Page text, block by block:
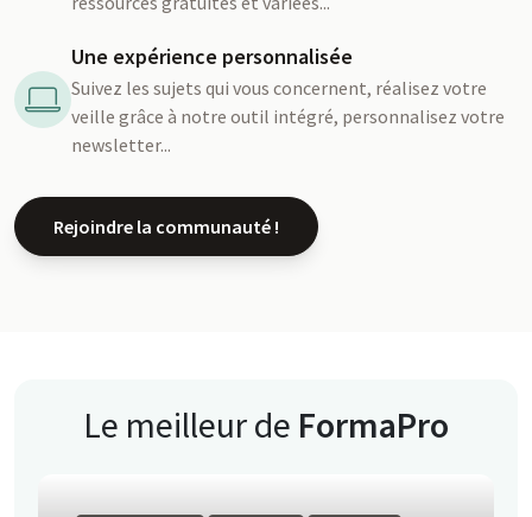
Une expérience personnalisée
Suivez les sujets qui vous concernent, réalisez votre
veille grâce à notre outil intégré, personnalisez votre
newsletter...
Rejoindre la communauté !
Le meilleur de FormaPro